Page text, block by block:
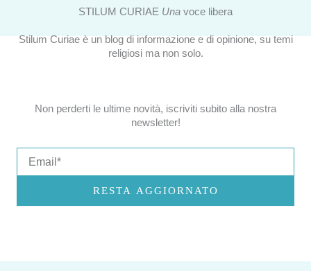
STILUM CURIAE Una voce libera
Stilum Curiae è un blog di informazione e di opinione, su temi
religiosi ma non solo.
Non perderti le ultime novità, iscriviti subito alla nostra
newsletter!
RESTA AGGIORNATO